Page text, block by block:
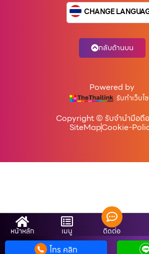
Copyright © รับจํานํามือถื
SiteMapCookie-
Powered by
รับทำเว็บไ
CHANGE
กลับด้านบน
หน้าหลัก เมนู ติดต่อ
โทร คลิก